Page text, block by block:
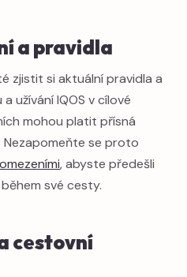
a pravidla
zjistit si aktuální pravidla a
užívání IQOS v cílové
mohou platit přísná
Nezapomeňte se proto
, abyste předešli
své cesty.
cestovní